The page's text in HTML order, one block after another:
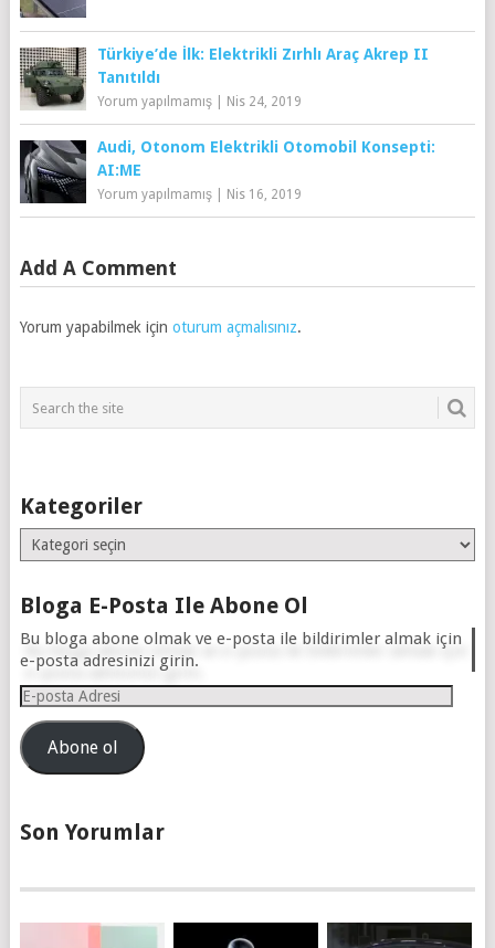
Türkiye’de İlk: Elektrikli Zırhlı Araç Akrep II
Tanıtıldı
Yorum yapılmamış| Nis 24, 2019
Audi, Otonom Elektrikli Otomobil Konsepti:
AI:ME
Yorum yapılmamış| Nis 16, 2019
Add A Comment
Yorum yapabilmek için oturum açmalısınız.
Kategoriler
Kategoriler
Bloga E-Posta Ile Abone Ol
Bu bloga abone olmak ve e-posta ile bildirimler almak için
e-posta adresinizi girin.
E-
posta
AdresiAbone ol
Son Yorumlar